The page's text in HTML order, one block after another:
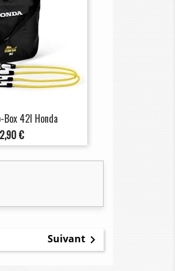
Box 42l Honda
€
Suivant